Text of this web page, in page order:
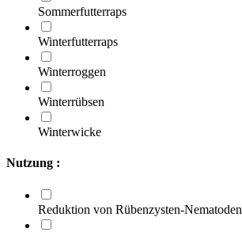
Sommerfutterraps
Winterfutterraps
Winterroggen
Winterrübsen
Winterwicke
Nutzung :
Reduktion von Rübenzysten-Nematoden